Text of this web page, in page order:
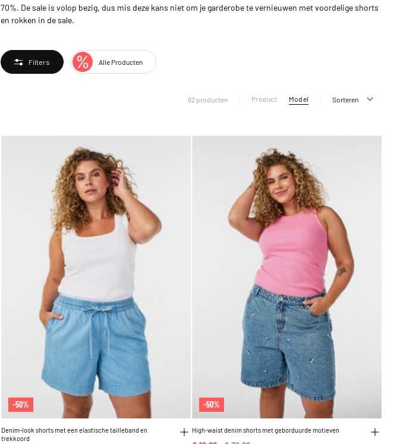
70%. De sale is volop bezig, dus mis deze kans niet om je garderobe te vernieuwen met voordelige shorts
en rokken in de sale.
Filters Alle Producten
82 producten Product Model Sorteren
-50%
Denim-look shorts met een elastische tailleband en
trekkoord
-50%
High-waist denim shorts met geborduurde motieven